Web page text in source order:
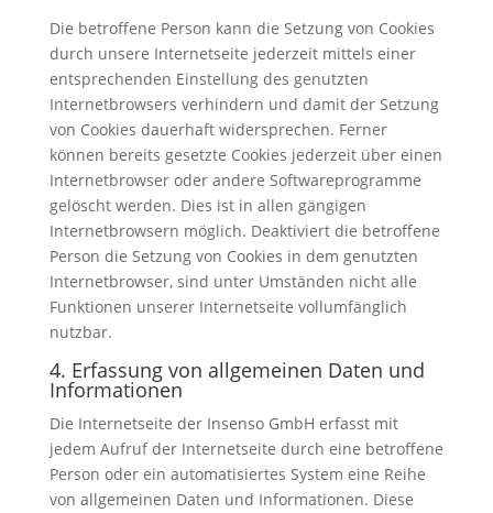
Die betroffene Person kann die Setzung von Cookies
durch unsere Internetseite jederzeit mittels einer
entsprechenden Einstellung des genutzten
Internetbrowsers verhindern und damit der Setzung
von Cookies dauerhaft widersprechen. Ferner
können bereits gesetzte Cookies jederzeit über einen
Internetbrowser oder andere Softwareprogramme
gelöscht werden. Dies ist in allen gängigen
Internetbrowsern möglich. Deaktiviert die betroffene
Person die Setzung von Cookies in dem genutzten
Internetbrowser, sind unter Umständen nicht alle
Funktionen unserer Internetseite vollumfänglich
nutzbar.
4. Erfassung von allgemeinen Daten und
Informationen
Die Internetseite der Insenso GmbH erfasst mit
jedem Aufruf der Internetseite durch eine betroffene
Person oder ein automatisiertes System eine Reihe
von allgemeinen Daten und Informationen. Diese